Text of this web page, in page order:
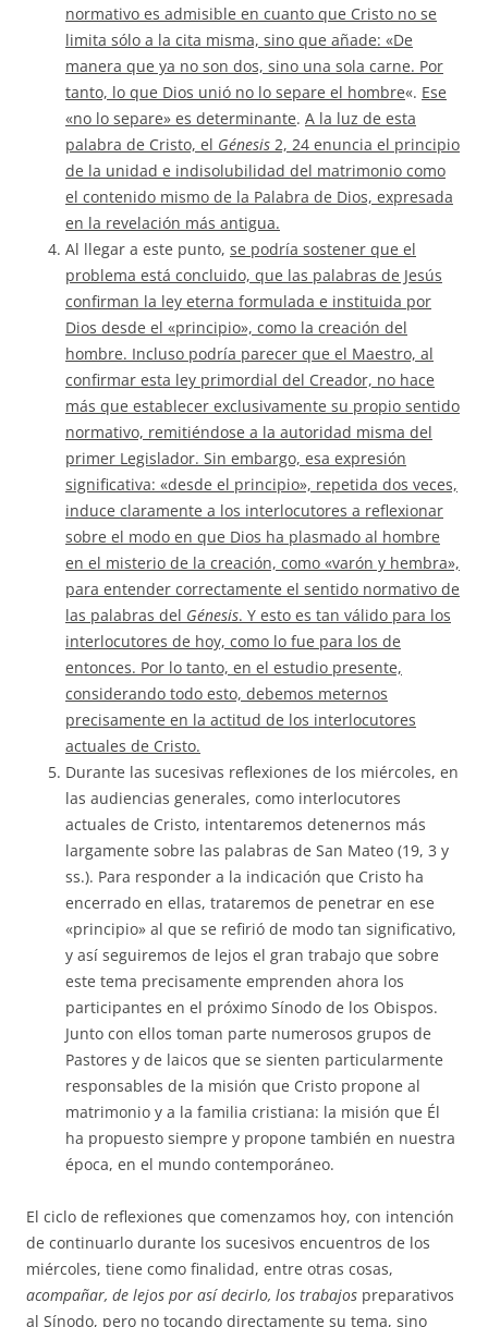
normativo es admisible en cuanto que Cristo no se
limita sólo a la cita misma, sino que añade: «De
manera que ya no son dos, sino una sola carne. Por
tanto, lo que Dios unió no lo separe el hombre«. Ese
«no lo separe» es determinante. A la luz de esta
palabra de Cristo, el Génesis 2, 24 enuncia el principio
de la unidad e indisolubilidad del matrimonio como
el contenido mismo de la Palabra de Dios, expresada
en la revelación más antigua.
Al llegar a este punto, se podría sostener que el
problema está concluido, que las palabras de Jesús
confirman la ley eterna formulada e instituida por
Dios desde el «principio», como la creación del
hombre. Incluso podría parecer que el Maestro, al
confirmar esta ley primordial del Creador, no hace
más que establecer exclusivamente su propio sentido
normativo, remitiéndose a la autoridad misma del
primer Legislador. Sin embargo, esa expresión
significativa: «desde el principio», repetida dos veces,
induce claramente a los interlocutores a reflexionar
sobre el modo en que Dios ha plasmado al hombre
en el misterio de la creación, como «varón y hembra»,
para entender correctamente el sentido normativo de
las palabras del Génesis. Y esto es tan válido para los
interlocutores de hoy, como lo fue para los de
entonces. Por lo tanto, en el estudio presente,
considerando todo esto, debemos meternos
precisamente en la actitud de los interlocutores
actuales de Cristo.
Durante las sucesivas reflexiones de los miércoles, en
las audiencias generales, como interlocutores
actuales de Cristo, intentaremos detenernos más
largamente sobre las palabras de San Mateo (19, 3 y
ss.). Para responder a la indicación que Cristo ha
encerrado en ellas, trataremos de penetrar en ese
«principio» al que se refirió de modo tan significativo,
y así seguiremos de lejos el gran trabajo que sobre
este tema precisamente emprenden ahora los
participantes en el próximo Sínodo de los Obispos.
Junto con ellos toman parte numerosos grupos de
Pastores y de laicos que se sienten particularmente
responsables de la misión que Cristo propone al
matrimonio y a la familia cristiana: la misión que Él
ha propuesto siempre y propone también en nuestra
época, en el mundo contemporáneo.
El ciclo de reflexiones que comenzamos hoy, con intención
de continuarlo durante los sucesivos encuentros de los
miércoles, tiene como finalidad, entre otras cosas,
acompañar, de lejos por así decirlo, los trabajos preparativos
al Sínodo, pero no tocando directamente su tema, sino